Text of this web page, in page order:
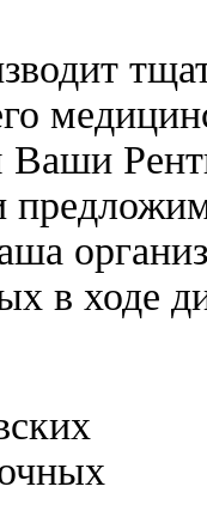
Ваши
в ходе